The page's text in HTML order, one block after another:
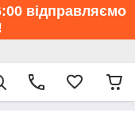
відправляємо